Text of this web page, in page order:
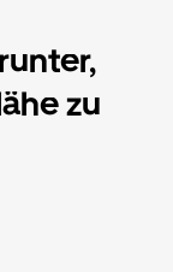
zu